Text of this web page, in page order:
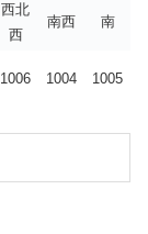
西北
西
南西 南
1006 1004 1005